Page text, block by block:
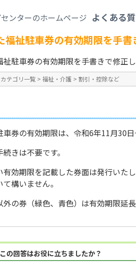
よくある
福祉駐車券の有効期限を手
祉駐車券の有効期限を手書きで修正
カテゴリ一覧 > 福祉・介護 > 割引・控除など
車券の有効期限は、令和6年11月30
きは不要です。
有効期限を記載した券面は発行いた
構いません。
外の券（緑色、青色）は有効期限延
この回答はお役に立ちましたか？